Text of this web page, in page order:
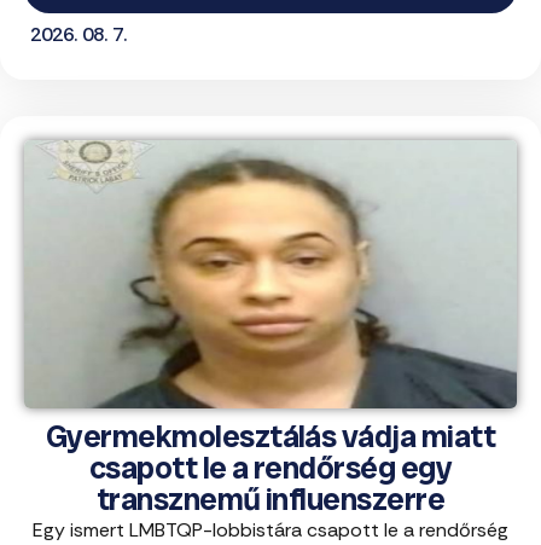
2026. 08. 7.
Gyermekmolesztálás vádja miatt
csapott le a rendőrség egy
transznemű influenszerre
Egy ismert LMBTQP-lobbistára csapott le a rendőrség